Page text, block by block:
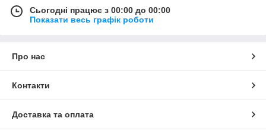
Сьогодні працює з 00:00 до 00:00
Показати весь графік роботи
Про нас
Контакти
Доставка та оплата